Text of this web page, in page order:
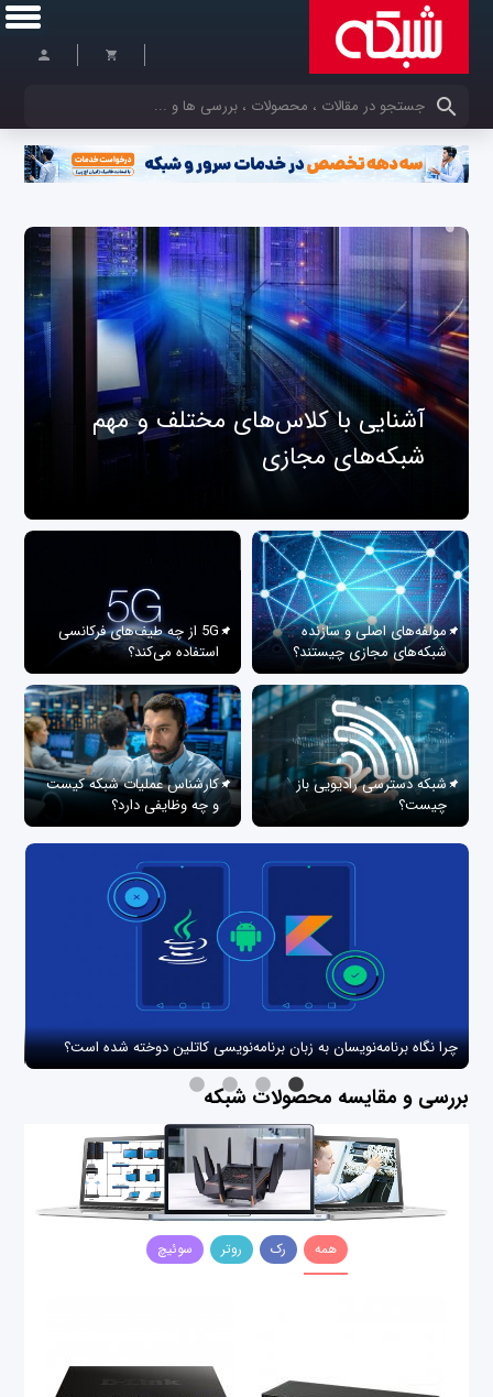
کلمات کلیدی خود را وارد کنید
آشنایی با کلاس‌های مختلف و مهم
شبکه‌های مجازی
مولفه‌های اصلی و سازنده
شبکه‌های مجازی چیستند؟
5G از چه طیف‌های فرکانسی
استفاده می‌کند؟
شبکه دسترسی رادیویی باز
چیست؟
کارشناس عملیات شبکه کیست
و چه وظایفی دارد؟
چرا نگاه برنامه‌نویسان به زبان برنامه‌نویسی کاتلین دوخته شده است؟
بررسی و مقایسه محصولات شبکه
همه رک روتر سوئیچ